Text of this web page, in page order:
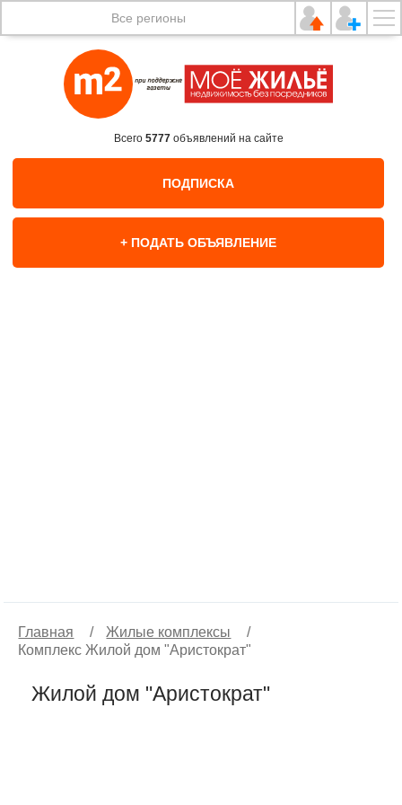
Все регионы
Всего 5777объявлений на сайте
ПОДПИСКА
+ ПОДАТЬ ОБЪЯВЛЕНИЕ
Главная / Жилые комплексы
/
Комплекс Жилой дом "Аристократ"
Жилой дом "Аристократ"